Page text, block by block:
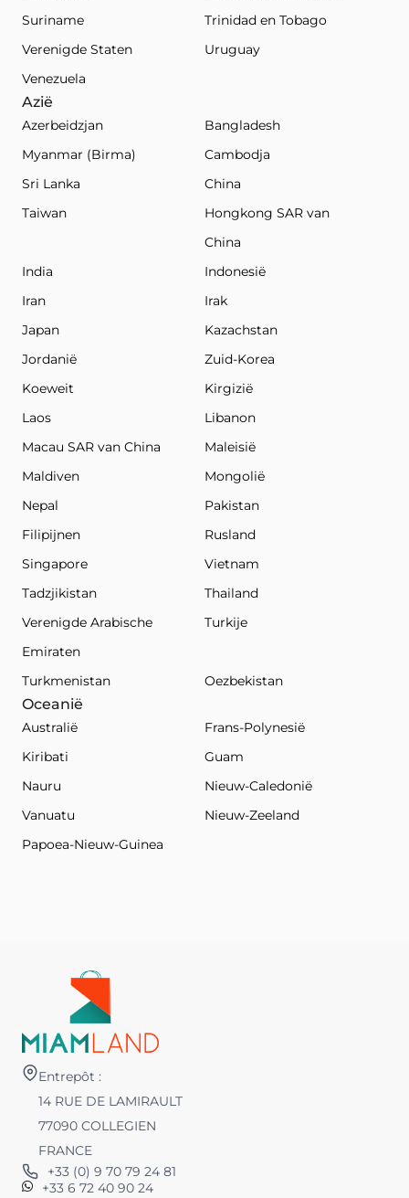
Suriname
Trinidad en Tobago
Verenigde Staten
Uruguay
Venezuela
Azië
Azerbeidzjan
Bangladesh
Myanmar (Birma)
Cambodja
Sri Lanka
China
Taiwan
Hongkong SAR van
China
India
Indonesië
Iran
Irak
Japan
Kazachstan
Jordanië
Zuid-Korea
Koeweit
Kirgizië
Laos
Libanon
Macau SAR van China
Maleisië
Maldiven
Mongolië
Nepal
Pakistan
Filipijnen
Rusland
Singapore
Vietnam
Tadzjikistan
Thailand
Verenigde Arabische
Emiraten
Turkije
Turkmenistan Oezbekistan
Oceanië
Australië
Frans-Polynesië
Kiribati
Guam
Nauru
Nieuw-Caledonië
Vanuatu
Nieuw-Zeeland
Papoea-Nieuw-Guinea
Entrepôt :
14 RUE DE LAMIRAULT
77090 COLLEGIEN
FRANCE
+33 (0) 9 70 79 24 81
+33 6 72 40 90 24